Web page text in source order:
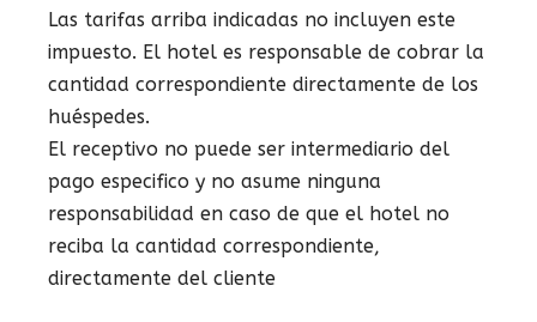
Las tarifas arriba indicadas no incluyen este
impuesto. El hotel es responsable de cobrar la
cantidad correspondiente directamente de los
huéspedes.
El receptivo no puede ser intermediario del
pago especifico y no asume ninguna
responsabilidad en caso de que el hotel no
reciba la cantidad correspondiente,
directamente del cliente